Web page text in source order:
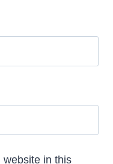
website in this